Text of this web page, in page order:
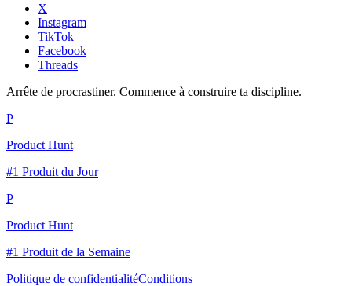
X
Instagram
TikTok
Facebook
Threads
Arrête de procrastiner. Commence à construire ta discipline.
P
Product Hunt
#1 Produit du Jour
P
Product Hunt
#1 Produit de la Semaine
Politique de confidentialitéConditions